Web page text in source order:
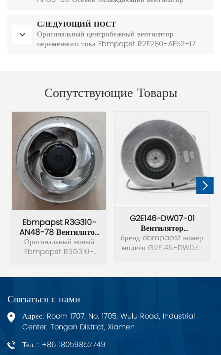
СЛЕДУЮЩИЙ ПОСТ
Оригинальный центробежный вентилятор
переменного тока Ebmpapst R2E280-AE52-17
Сопутствующие Товары
Ebmpapst R3G310-
AN48-78 Вентилятор
Охлаждения
Оригинальный новый
Ebmpapst R3G310-
проводной
вентилятор
G2E146-DW07-01
Вентилятор
Пропеллерного
Двигателя С
Переменного Тока
бренд ebmpapst номер
модели G2E146-DW07-
Применимый объект
заводская запечатанная
упаковка. 2. Оберните
Связаться с нами
Адрес: Room 1707, No. 1705, Wulu Road, Industrial
Center, Tongan District, Xiamen
Тел. : +86 18059852749